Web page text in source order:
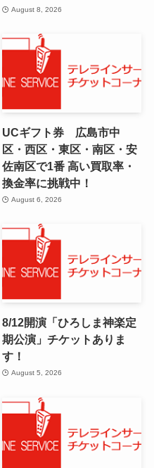
August 8, 2026
UCギフト券 広島市中
区・西区・東区・南区・安
佐南区で1番 高い買取率・
換金率に挑戦中！
August 6, 2026
8/12開演「ひろしま神楽定
期公演」チケットありま
す！
August 5, 2026